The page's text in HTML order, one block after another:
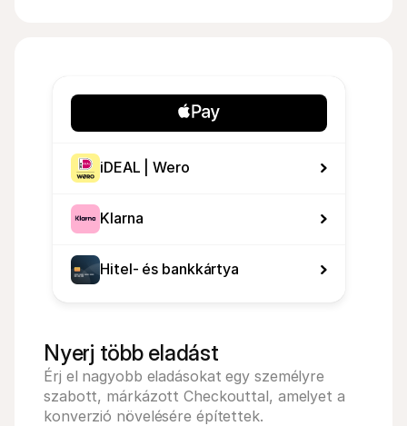
iDEAL | Wero
Klarna
Hitel- és bankkártya
Nyerj több eladást
Érj el nagyobb eladásokat egy személyre
szabott, márkázott Checkouttal, amelyet a
konverzió növelésére építettek.